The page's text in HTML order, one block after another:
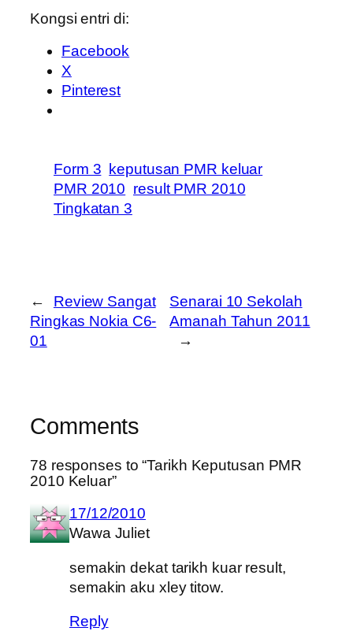
Kongsi entri di:
Facebook
X
Pinterest
Form 3
keputusan PMR keluar
PMR 2010 result PMR 2010
Tingkatan 3
←
Review Sangat
Ringkas Nokia C6-
01
Senarai 10 Sekolah
Amanah Tahun 2011
→
Comments
78 responses to “Tarikh Keputusan PMR
2010 Keluar”
17/12/2010
Wawa Juliet
semakin dekat tarikh kuar result,
semakin aku xley titow.
Reply